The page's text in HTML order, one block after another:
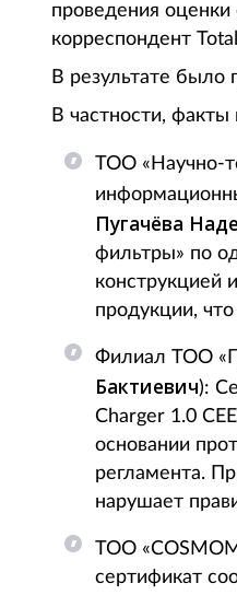
проведения
корреспондент
В результате было
В частности,
ТОО «Научно-
Пугачёва
фильтры» по
конструкцией
продукции,
Филиал ТОО
Бактиевич):
Charger 1.0
основании
регламента.
нарушает
ТОО
сертификат